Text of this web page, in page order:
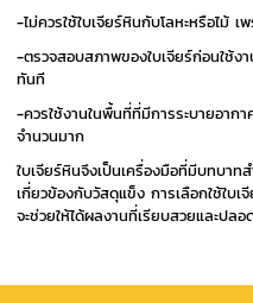
-ไม่ควรใช้ใบเจียร์หินกับโลหะหรือไม้ เ
-ตรวจสอบสภาพของใบเจียร์ก่อนใช้
ทันที
-ควรใช้งานในพื้นที่ที่มีการระบายอาก
จำนวนมาก
ใบเจียร์หินจึงเป็นเครื่องมือที่มีบทบา
เกี่ยวข้องกับวัสดุแข็ง การเลือกใช้ใบ
จะช่วยให้ได้ผลงานที่เรียบสวยและปล